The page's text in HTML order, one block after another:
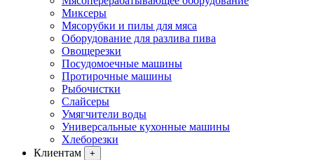
Миксеры
Мясорубки и пилы для мяса
Оборудование для разлива пива
Овощерезки
Посудомоечные машины
Протирочные машины
Рыбочистки
Слайсеры
Умягчители воды
Универсальные кухонные машины
Хлеборезки
Клиентам
+